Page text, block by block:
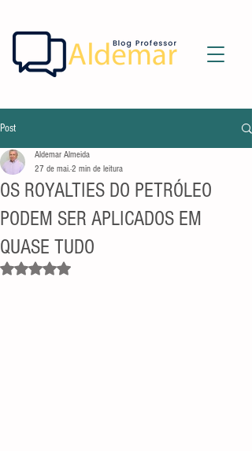
Post
OS ROYALTIES DO PETRÓLEO
PODEM SER APLICADOS EM
QUASE TUDO
Aldemar Almeida
27 de mai.2 min de leitura
Avaliado com NaN de 5 estrelas.